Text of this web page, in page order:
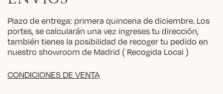
Plazo de entrega: primera quincena de diciembre. Los
portes, se calcularán una vez ingreses tu dirección,
también tienes la posibilidad de recoger tu pedido en
nuestro showroom de Madrid ( Recogida Local )
CONDICIONES DE VENTA